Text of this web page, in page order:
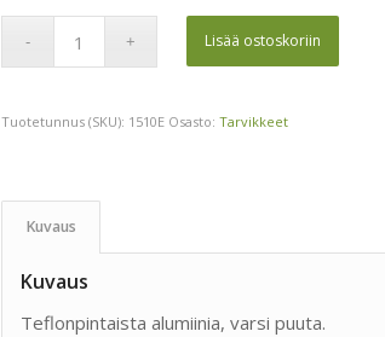
Lisää ostoskoriin
Tuotetunnus (SKU): 1510E Osasto:Tarvikkeet
Kuvaus
Kuvaus
Teflonpintaista alumiinia, varsi puuta.